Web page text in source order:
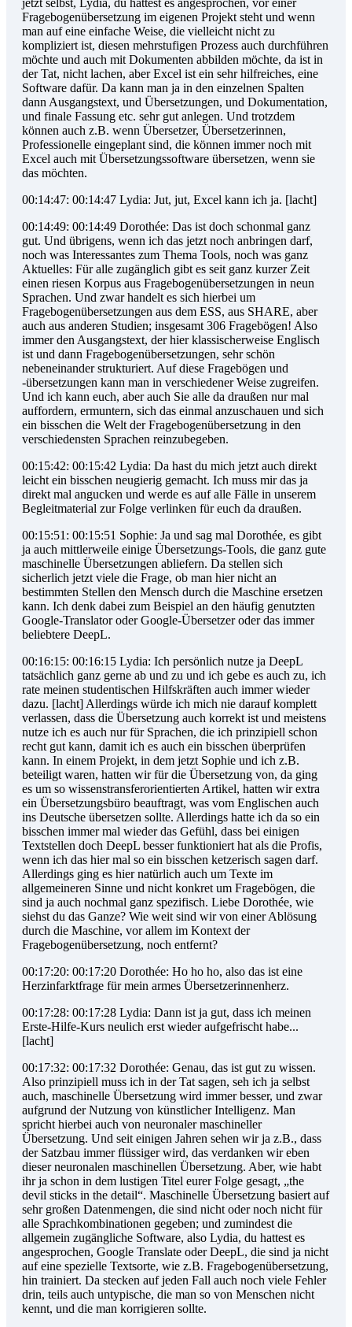
Fragebogenübersetzung im eigenen Projekt steht und wenn
man auf eine einfache Weise, die vielleicht nicht zu
kompliziert ist, diesen mehrstufigen Prozess auch durchführen
möchte und auch mit Dokumenten abbilden möchte, da ist in
der Tat, nicht lachen, aber Excel ist ein sehr hilfreiches, eine
Software dafür. Da kann man ja in den einzelnen Spalten
dann Ausgangstext, und Übersetzungen, und Dokumentation,
und finale Fassung etc. sehr gut anlegen. Und trotzdem
können auch z.B. wenn Übersetzer, Übersetzerinnen,
Professionelle eingeplant sind, die können immer noch mit
Excel auch mit Übersetzungssoftware übersetzen, wenn sie
das möchten.
00:14:47: 00:14:47 Lydia: Jut, jut, Excel kann ich ja. [lacht]
00:14:49: 00:14:49 Dorothée: Das ist doch schonmal ganz
gut. Und übrigens, wenn ich das jetzt noch anbringen darf,
noch was Interessantes zum Thema Tools, noch was ganz
Aktuelles: Für alle zugänglich gibt es seit ganz kurzer Zeit
einen riesen Korpus aus Fragebogenübersetzungen in neun
Sprachen. Und zwar handelt es sich hierbei um
Fragebogenübersetzungen aus dem ESS, aus SHARE, aber
auch aus anderen Studien; insgesamt 306 Fragebögen! Also
immer den Ausgangstext, der hier klassischerweise Englisch
ist und dann Fragebogenübersetzungen, sehr schön
nebeneinander strukturiert. Auf diese Fragebögen und
-übersetzungen kann man in verschiedener Weise zugreifen.
Und ich kann euch, aber auch Sie alle da draußen nur mal
auffordern, ermuntern, sich das einmal anzuschauen und sich
ein bisschen die Welt der Fragebogenübersetzung in den
verschiedensten Sprachen reinzubegeben.
00:15:42: 00:15:42 Lydia: Da hast du mich jetzt auch direkt
leicht ein bisschen neugierig gemacht. Ich muss mir das ja
direkt mal angucken und werde es auf alle Fälle in unserem
Begleitmaterial zur Folge verlinken für euch da draußen.
00:15:51: 00:15:51 Sophie: Ja und sag mal Dorothée, es gibt
ja auch mittlerweile einige Übersetzungs-Tools, die ganz gute
maschinelle Übersetzungen abliefern. Da stellen sich
sicherlich jetzt viele die Frage, ob man hier nicht an
bestimmten Stellen den Mensch durch die Maschine ersetzen
kann. Ich denk dabei zum Beispiel an den häufig genutzten
Google-Translator oder Google-Übersetzer oder das immer
beliebtere DeepL.
00:16:15: 00:16:15 Lydia: Ich persönlich nutze ja DeepL
tatsächlich ganz gerne ab und zu und ich gebe es auch zu, ich
rate meinen studentischen Hilfskräften auch immer wieder
dazu. [lacht] Allerdings würde ich mich nie darauf komplett
verlassen, dass die Übersetzung auch korrekt ist und meistens
nutze ich es auch nur für Sprachen, die ich prinzipiell schon
recht gut kann, damit ich es auch ein bisschen überprüfen
kann. In einem Projekt, in dem jetzt Sophie und ich z.B.
beteiligt waren, hatten wir für die Übersetzung von, da ging
es um so wissenstransferorientierten Artikel, hatten wir extra
ein Übersetzungsbüro beauftragt, was vom Englischen auch
ins Deutsche übersetzen sollte. Allerdings hatte ich da so ein
bisschen immer mal wieder das Gefühl, dass bei einigen
Textstellen doch DeepL besser funktioniert hat als die Profis,
wenn ich das hier mal so ein bisschen ketzerisch sagen darf.
Allerdings ging es hier natürlich auch um Texte im
allgemeineren Sinne und nicht konkret um Fragebögen, die
sind ja auch nochmal ganz spezifisch. Liebe Dorothée, wie
siehst du das Ganze? Wie weit sind wir von einer Ablösung
durch die Maschine, vor allem im Kontext der
Fragebogenübersetzung, noch entfernt?
00:17:20: 00:17:20 Dorothée: Ho ho ho, also das ist eine
Herzinfarktfrage für mein armes Übersetzerinnenherz.
00:17:28: 00:17:28 Lydia: Dann ist ja gut, dass ich meinen
Erste-Hilfe-Kurs neulich erst wieder aufgefrischt habe...
[lacht]
00:17:32: 00:17:32 Dorothée: Genau, das ist gut zu wissen.
Also prinzipiell muss ich in der Tat sagen, seh ich ja selbst
auch, maschinelle Übersetzung wird immer besser, und zwar
aufgrund der Nutzung von künstlicher Intelligenz. Man
spricht hierbei auch von neuronaler maschineller
Übersetzung. Und seit einigen Jahren sehen wir ja z.B., dass
der Satzbau immer flüssiger wird, das verdanken wir eben
dieser neuronalen maschinellen Übersetzung. Aber, wie habt
ihr ja schon in dem lustigen Titel eurer Folge gesagt, „the
devil sticks in the detail“. Maschinelle Übersetzung basiert auf
sehr großen Datenmengen, die sind nicht oder noch nicht für
alle Sprachkombinationen gegeben; und zumindest die
allgemein zugängliche Software, also Lydia, du hattest es
angesprochen, Google Translate oder DeepL, die sind ja nicht
auf eine spezielle Textsorte, wie z.B. Fragebogenübersetzung,
hin trainiert. Da stecken auf jeden Fall auch noch viele Fehler
drin, teils auch untypische, die man so von Menschen nicht
kennt, und die man korrigieren sollte.